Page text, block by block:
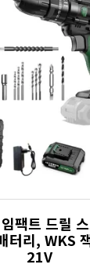
팩트 드릴
터리, WKS
21V